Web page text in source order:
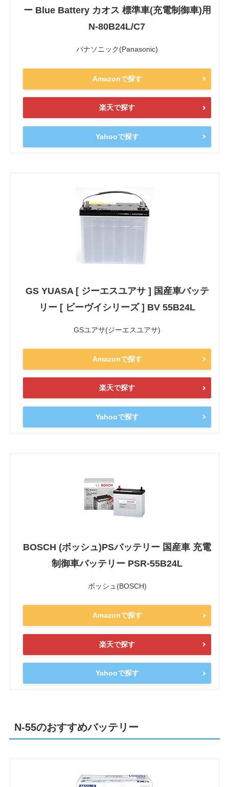
ー Blue Battery カオス 標準車(充電制御車)用
N-80B24L/C7
パナソニック(Panasonic)
Amazonで探す
楽天で探す
Yahooで探す
GS YUASA [ ジーエスユアサ ] 国産車バッテ
リー [ ビーヴイシリーズ ] BV 55B24L
GSユアサ(ジーエスユアサ)
Amazonで探す
楽天で探す
Yahooで探す
BOSCH (ボッシュ)PSバッテリー 国産車 充電
制御車バッテリー PSR-55B24L
ボッシュ(BOSCH)
Amazonで探す
楽天で探す
Yahooで探す
N-55のおすすめバッテリー